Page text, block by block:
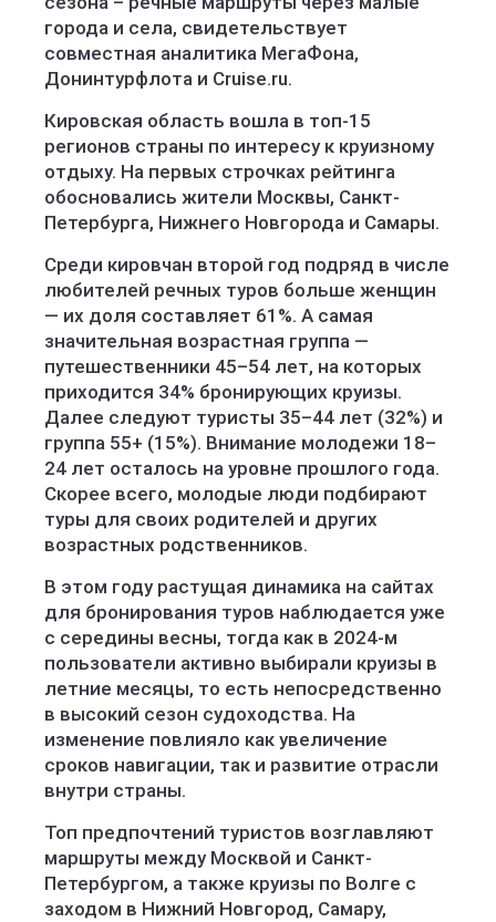
города и села, свидетельствует
совместная аналитика МегаФона,
Донинтурфлота и Cruise.ru.
Кировская область вошла в топ-15
регионов страны по интересу к круизному
отдыху. На первых строчках рейтинга
обосновались жители Москвы, Санкт-
Петербурга, Нижнего Новгорода и Самары.
Среди кировчан второй год подряд в числе
любителей речных туров больше женщин
— их доля составляет 61%. А самая
значительная возрастная группа —
путешественники 45–54 лет, на которых
приходится 34% бронирующих круизы.
Далее следуют туристы 35–44 лет (32%) и
группа 55+ (15%). Внимание молодежи 18–
24 лет осталось на уровне прошлого года.
Скорее всего, молодые люди подбирают
туры для своих родителей и других
возрастных родственников.
В этом году растущая динамика на сайтах
для бронирования туров наблюдается уже
с середины весны, тогда как в 2024-м
пользователи активно выбирали круизы в
летние месяцы, то есть непосредственно
в высокий сезон судоходства. На
изменение повлияло как увеличение
сроков навигации, так и развитие отрасли
внутри страны.
Топ предпочтений туристов возглавляют
маршруты между Москвой и Санкт-
Петербургом, а также круизы по Волге с
заходом в Нижний Новгород, Самару,